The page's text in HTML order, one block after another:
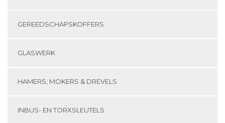
GEREEDSCHAPSKOFFERS
GLASWERK
HAMERS, MOKERS & DREVELS
INBUS- EN TORXSLEUTELS